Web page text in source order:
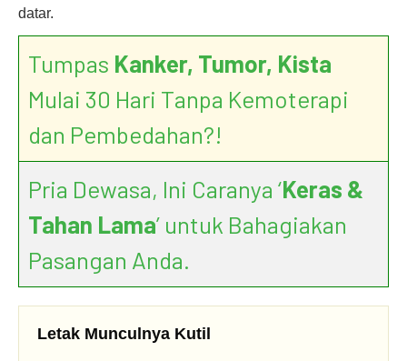
datar.
Tumpas Kanker, Tumor, Kista
Mulai 30 Hari Tanpa Kemoterapi
dan Pembedahan?!
Pria Dewasa, Ini Caranya ‘Keras &
Tahan Lama’ untuk Bahagiakan
Pasangan Anda.
Letak Munculnya Kutil